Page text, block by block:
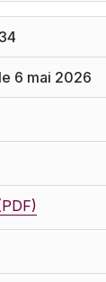
34
le 6 mai 2026